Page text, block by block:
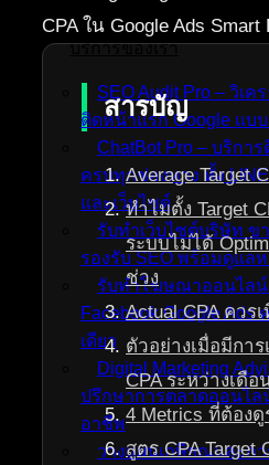
บริการของเรา
SEO Audit Pro – วิเค
ติดหน้าแรก Google แบ
ChatBot Pro – บริกา
ครบทุกช่องทาง ทั้ง
และเว็บไซต์
รับทำเว็บไซต์บริษัท ข
รองรับ SEO พร้อมดูแล
รับทำโฆษณาออนไลน์
Facebook Google Ads
เดียว
Digital Marketing
ปรึกษาการตลาดออนไล
อาชีพ
วางแผนเกษียณและก
สารบัญ
Average Target
ทำไมตั้ง Target
ระบบไม่ได้
ช่วง
Actual CPA ควร
ตัวอย่างเมื่อมีการ
CPA ระหว่างเดือ
4 Metrics ที่ต้อง
สูตร CPA Target